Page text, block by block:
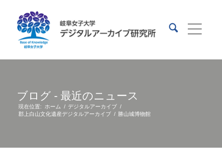
ブログ - 最近のニュース
現在位置: ホーム / デジタルアーカイブ /
郡上白山文化遺産デジタルアーカイブ / 勝山城博物館